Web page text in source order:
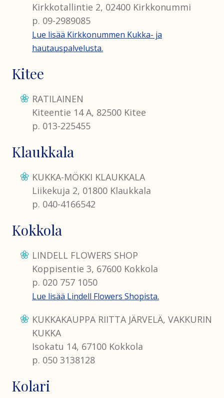
Kirkkotallintie 2, 02400 Kirkkonummi
p. 09-2989085
Lue lisää Kirkkonummen Kukka- ja
hautauspalvelusta.
Kitee
RATILAINEN
Kiteentie 14 A, 82500 Kitee
p. 013-225455
Klaukkala
KUKKA-MÖKKI KLAUKKALA
Liikekuja 2, 01800 Klaukkala
p. 040-4166542
Kokkola
LINDELL FLOWERS SHOP
Koppisentie 3, 67600 Kokkola
p. 020 757 1050
Lue lisää Lindell Flowers Shopista.
KUKKAKAUPPA RIITTA JÄRVELÄ, VAKKURIN
KUKKA
Isokatu 14, 67100 Kokkola
p. 050 3138128
Kolari